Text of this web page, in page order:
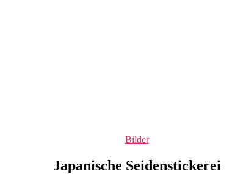
Kategorien
Bilder
Japanische Seidenstickerei